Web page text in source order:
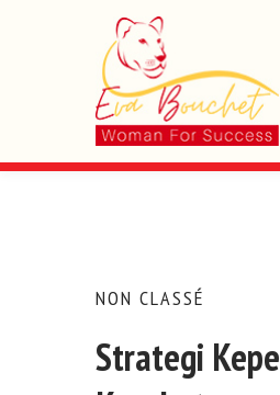
NON CLASSÉ
Strategi